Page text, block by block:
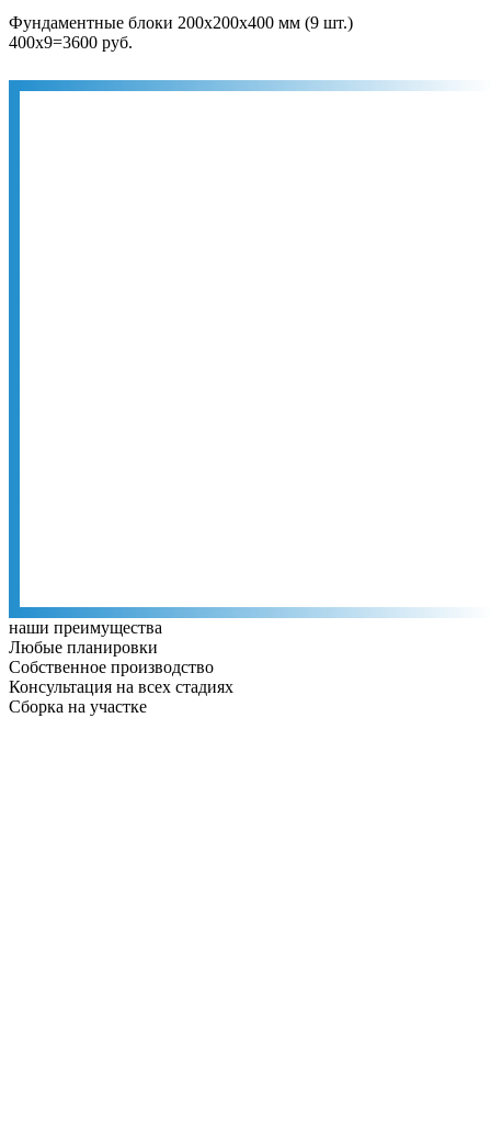
Фундаментные блоки 200х200х400 мм (9 шт.)
400х9=3600 руб.
наши преимущества
Любые планировки
Собственное производство
Консультация на всех стадиях
Сборка на участке